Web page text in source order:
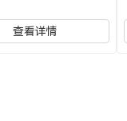
查看详情